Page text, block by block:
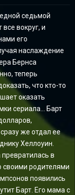
седьмой
вокруг, и
его
наслаждение
Бернса
теперь
что кто-то
оказать
сериала… Барт
же отдал ее
Хеллоуин.
в
своими родителями
появились
Барт. Его мама с